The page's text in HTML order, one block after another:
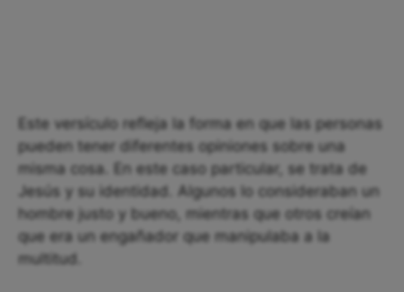
Este versículo refleja la forma en que las personas
pueden tener diferentes opiniones sobre una
misma cosa. En este caso particular, se trata de
Jesús y su identidad. Algunos lo consideraban un
hombre justo y bueno, mientras que otros creían
que era un engañador que manipulaba a la
multitud.